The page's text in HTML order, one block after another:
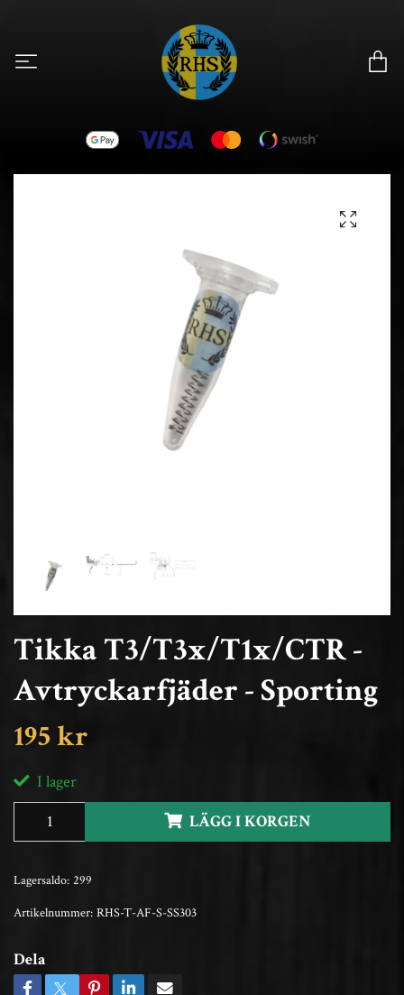
Tikka T3/T3x/T1x/CTR -
Avtryckarfjäder - Sporting
195 kr
I lager
LÄGG I KORGEN
Lagersaldo: 299
Artikelnummer: RHS-T-AF-S-SS303
Dela